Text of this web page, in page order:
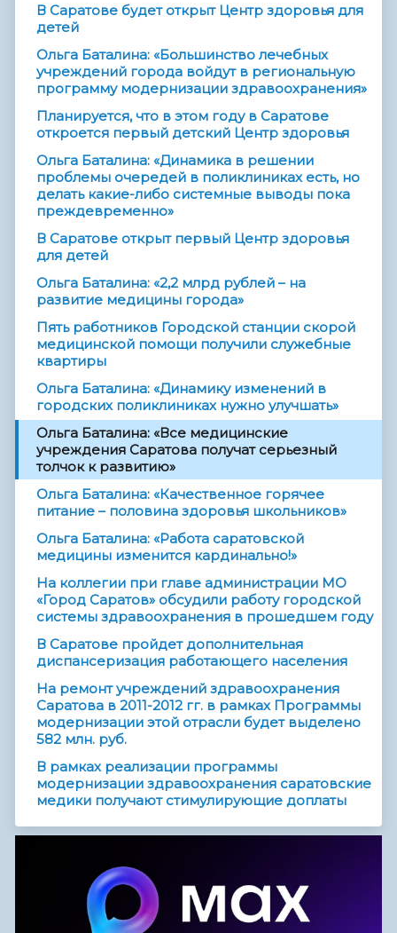
В Саратове будет открыт Центр здоровья для
детей
Ольга Баталина: «Большинство лечебных
учреждений города войдут в региональную
программу модернизации здравоохранения»
Планируется, что в этом году в Саратове
откроется первый детский Центр здоровья
Ольга Баталина: «Динамика в решении
проблемы очередей в поликлиниках есть, но
делать какие-либо системные выводы пока
преждевременно»
В Саратове открыт первый Центр здоровья
для детей
Ольга Баталина: «2,2 млрд рублей – на
развитие медицины города»
Пять работников Городской станции скорой
медицинской помощи получили служебные
квартиры
Ольга Баталина: «Динамику изменений в
городских поликлиниках нужно улучшать»
Ольга Баталина: «Все медицинские
учреждения Саратова получат серьезный
толчок к развитию»
Ольга Баталина: «Качественное горячее
питание – половина здоровья школьников»
Ольга Баталина: «Работа саратовской
медицины изменится кардинально!»
На коллегии при главе администрации МО
«Город Саратов» обсудили работу городской
системы здравоохранения в прошедшем году
В Саратове пройдет дополнительная
диспансеризация работающего населения
На ремонт учреждений здравоохранения
Саратова в 2011-2012 гг. в рамках Программы
модернизации этой отрасли будет выделено
582 млн. руб.
В рамках реализации программы
модернизации здравоохранения саратовские
медики получают стимулирующие доплаты